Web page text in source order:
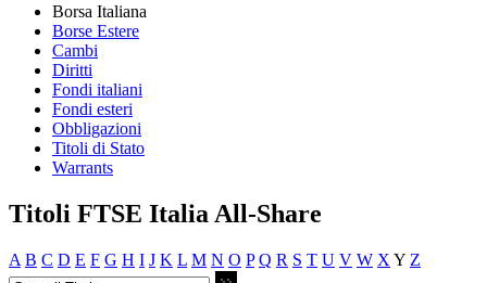
Borsa Italiana
Borse Estere
Cambi
Diritti
Fondi italiani
Fondi esteri
Obbligazioni
Titoli di Stato
Warrants
Titoli FTSE Italia All-Share
A B C D E F G H I J K L M N O P Q R S T U V W X Y Z